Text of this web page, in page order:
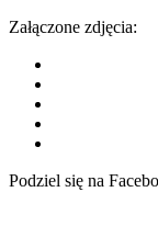
Załączone zdjęcia:
Podziel się na